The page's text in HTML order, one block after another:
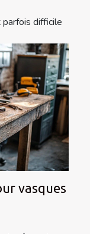
parfois difficile
vasques